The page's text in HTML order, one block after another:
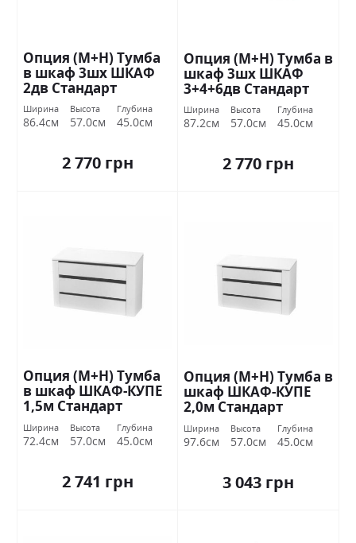
Опция (М+Н) Тумба
в шкаф 3шх ШКАФ
2дв Стандарт
Ширина
86.4см
Высота
57.0см
Глубина
45.0см
2 770 грн
Опция (М+Н) Тумба в
шкаф 3шх ШКАФ
3+4+6дв Стандарт
Ширина
87.2см
Высота
57.0см
Глубина
45.0см
2 770 грн
Опция (М+Н) Тумба
в шкаф ШКАФ-КУПЕ
1,5м Стандарт
Ширина
72.4см
Высота
57.0см
Глубина
45.0см
2 741 грн
Опция (М+Н) Тумба в
шкаф ШКАФ-КУПЕ
2,0м Стандарт
Ширина
97.6см
Высота
57.0см
Глубина
45.0см
3 043 грн